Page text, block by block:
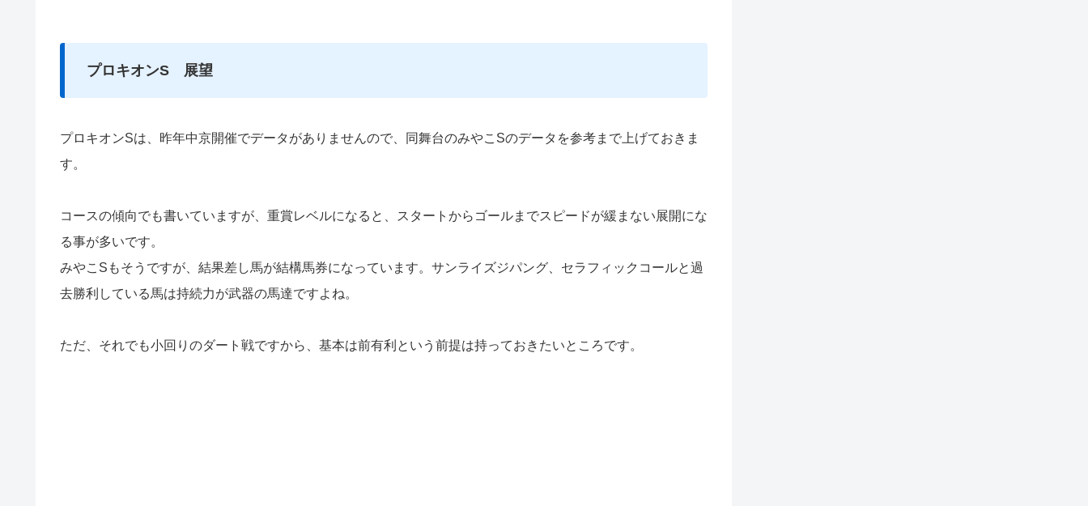
プロキオンS 展望
プロキオンSは、昨年中京開催でデータがありませんので、同舞台のみやこSのデータを参考まで上げておきま
す。
コースの傾向でも書いていますが、重賞レベルになると、スタートからゴールまでスピードが緩まない展開にな
る事が多いです。
みやこSもそうですが、結果差し馬が結構馬券になっています。サンライズジパング、セラフィックコールと過
去勝利している馬は持続力が武器の馬達ですよね。
ただ、それでも小回りのダート戦ですから、基本は前有利という前提は持っておきたいところです。